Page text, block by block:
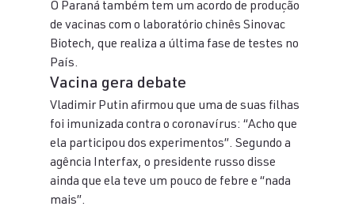
O Paraná também tem um acordo de produção
de vacinas com o laboratório chinês Sinovac
Biotech, que realiza a última fase de testes no
País.
Vacina gera debate
Vladimir Putin afirmou que uma de suas filhas
foi imunizada contra o coronavírus: “Acho que
ela participou dos experimentos”. Segundo a
agência Interfax, o presidente russo disse
ainda que ela teve um pouco de febre e “nada
mais”.